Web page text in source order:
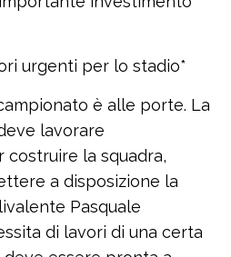
urgenti per lo stadio*
è alle porte. La
lavorare
la squadra,
a disposizione la
Pasquale
di lavori di una certa